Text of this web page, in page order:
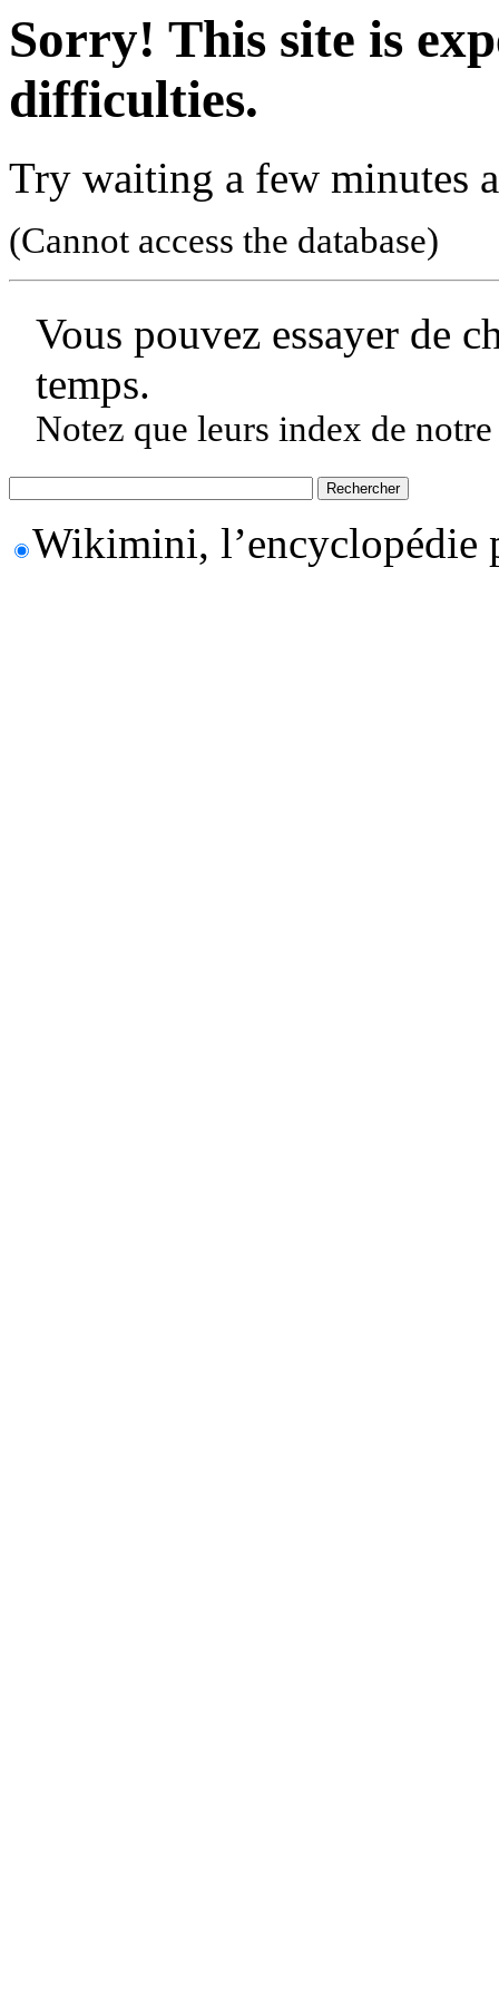
Sorry! This site is
difficulties.
Try waiting a few minutes
(Cannot access the database)
Vous pouvez essayer de
temps.
Notez que leurs index de
Wikimini, l’encyclopédie